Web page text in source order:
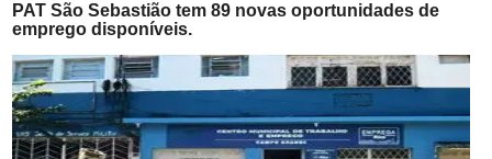
PAT São Sebastião tem 89 novas oportunidades de
emprego disponíveis.